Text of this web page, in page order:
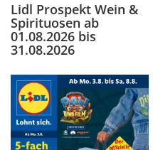
Lidl Prospekt Wein &
Spirituosen ab
01.08.2026 bis
31.08.2026